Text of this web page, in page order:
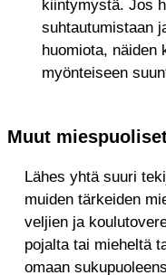
kiintymystä. Jos
suhtautumistaan
huomiota, näiden
myönteiseen
Muut
Lähes yhtä suuri
muiden tärkeiden
veljien ja
pojalta tai mieheltä
omaan